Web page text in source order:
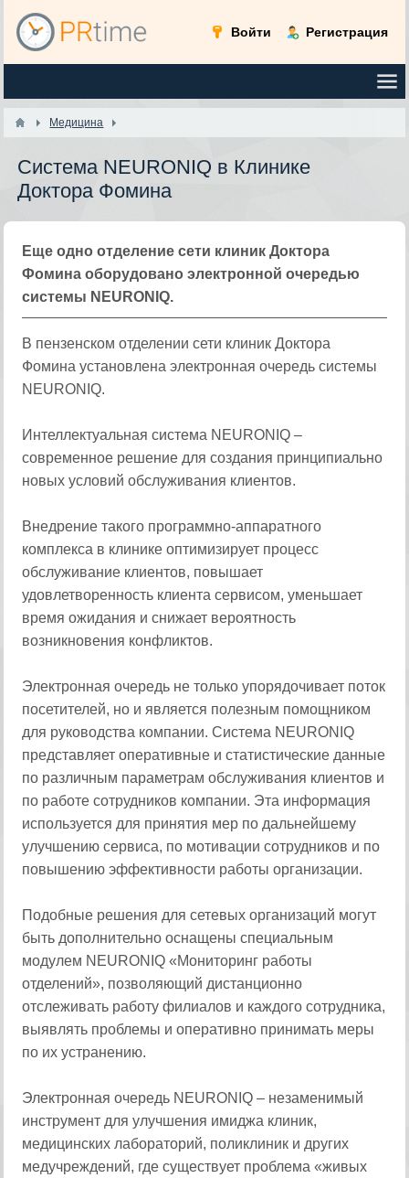
Войти Регистрация
Медицина
Система NEURONIQ в Клинике
Доктора Фомина
Еще одно отделение сети клиник Доктора
Фомина оборудовано электронной очередью
системы NEURONIQ.
В пензенском отделении сети клиник Доктора
Фомина установлена электронная очередь системы
NEURONIQ.
Интеллектуальная система NEURONIQ –
современное решение для создания принципиально
новых условий обслуживания клиентов.
Внедрение такого программно-аппаратного
комплекса в клинике оптимизирует процесс
обслуживание клиентов, повышает
удовлетворенность клиента сервисом, уменьшает
время ожидания и снижает вероятность
возникновения конфликтов.
Электронная очередь не только упорядочивает поток
посетителей, но и является полезным помощником
для руководства компании. Система NEURONIQ
представляет оперативные и статистические данные
по различным параметрам обслуживания клиентов и
по работе сотрудников компании. Эта информация
используется для принятия мер по дальнейшему
улучшению сервиса, по мотивации сотрудников и по
повышению эффективности работы организации.
Подобные решения для сетевых организаций могут
быть дополнительно оснащены специальным
модулем NEURONIQ «Мониторинг работы
отделений», позволяющий дистанционно
отслеживать работу филиалов и каждого сотрудника,
выявлять проблемы и оперативно принимать меры
по их устранению.
Электронная очередь NEURONIQ – незаменимый
инструмент для улучшения имиджа клиник,
медицинских лабораторий, поликлиник и других
медучреждений, где существует проблема «живых